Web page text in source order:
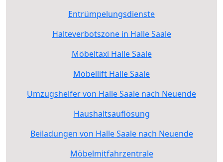
Entrümpelungsdienste
Halteverbotszone in Halle Saale
Möbeltaxi Halle Saale
Möbellift Halle Saale
Umzugshelfer von Halle Saale nach Neuende
Haushaltsauflösung
Beiladungen von Halle Saale nach Neuende
Möbelmitfahrzentrale